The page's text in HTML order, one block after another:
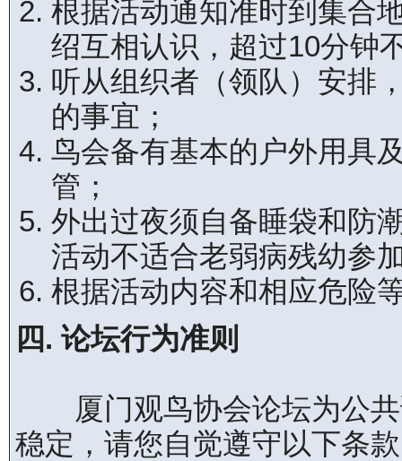
根据活动通知准时到集合
绍互相认识，超过10分钟
听从组织者（领队）安排
的事宜；
鸟会备有基本的户外用具
管；
外出过夜须自备睡袋和防
活动不适合老弱病残幼参
根据活动内容和相应危险
四. 论坛行为准则
厦门观鸟协会论坛为公共
稳定，请您自觉遵守以下条